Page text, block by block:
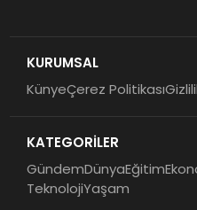
KURUMSAL
KünyeÇerez Politikası
KATEGORİLER
GündemDünyaEğitim
TeknolojiYaşam